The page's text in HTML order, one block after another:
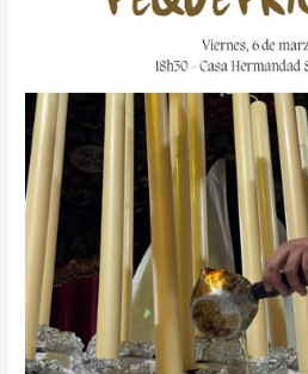
jornada
mágica
en
la
Pequepriostía